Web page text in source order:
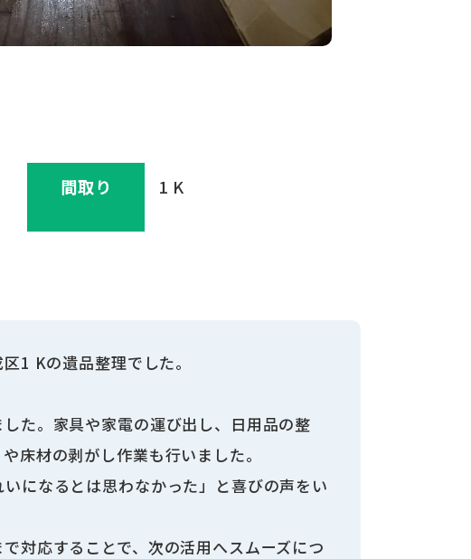
間取り 1 K
1 Kの遺品整理でした。
た。家具や家電の運び出し、日用品の整
床材の剥がし作業も行いました。
になるとは思わなかった」と喜びの声をい
対応することで、次の活用へスムーズにつ